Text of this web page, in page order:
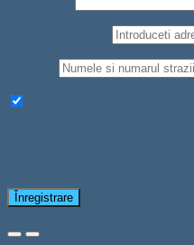
Înregistrare